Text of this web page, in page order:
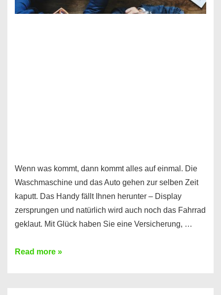
Wenn was kommt, dann kommt alles auf einmal. Die
Waschmaschine und das Auto gehen zur selben Zeit
kaputt. Das Handy fällt Ihnen herunter – Display
zersprungen und natürlich wird auch noch das Fahrrad
geklaut. Mit Glück haben Sie eine Versicherung, …
Ferratum
Read more »